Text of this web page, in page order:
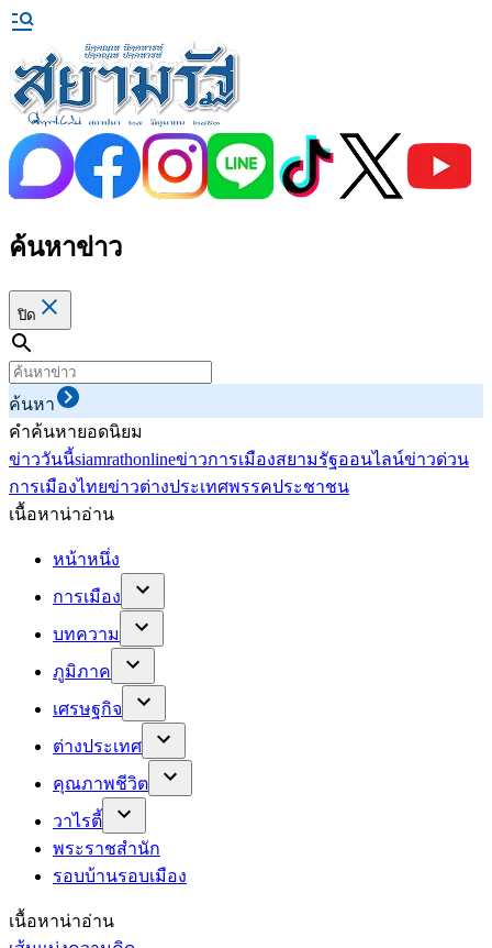
ค้นหาข่าว
ปิด
ค้นหา
คำค้นหายอดนิยม
ข่าววันนี้siamrathonlineข่าวการเมืองสยามรัฐออนไลน์ข่าวด่วน
การเมืองไทยข่าวต่างประเทศพรรคประชาชน
เนื้อหาน่าอ่าน
หน้าหนึ่ง
การเมือง
บทความ
ภูมิภาค
เศรษฐกิจ
ต่างประเทศ
คุณภาพชีวิต
วาไรตี้
พระราชสำนัก
รอบบ้านรอบเมือง
เนื้อหาน่าอ่าน